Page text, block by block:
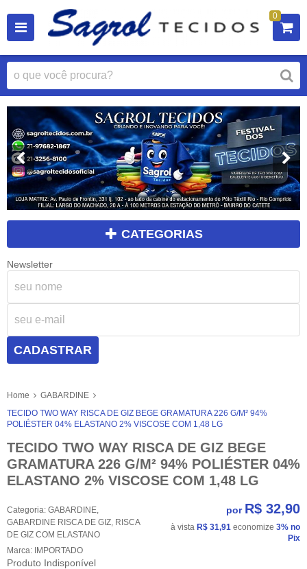
0
CATEGORIAS
Newsletter
CADASTRAR
Home
GABARDINE
TECIDO TWO WAY RISCA DE GIZ BEGE GRAMATURA 226 G/M² 94%
POLIÉSTER 04% ELASTANO 2% VISCOSE COM 1,48 LG
TECIDO TWO WAY RISCA DE GIZ BEGE
GRAMATURA 226 G/M² 94% POLIÉSTER 04%
ELASTANO 2% VISCOSE COM 1,48 LG
Categoria: GABARDINE,
GABARDINE RISCA DE GIZ, RISCA
DE GIZ COM ELASTANO
Marca: IMPORTADO
Produto Indisponível
por R$ 32,90
à vista R$ 31,91 economize 3% no
Pix